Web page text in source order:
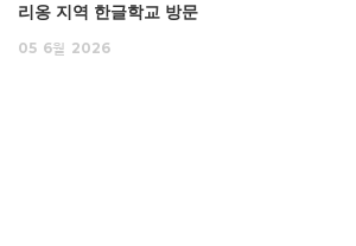
리옹 지역 한글학교 방문
05 6월 2026